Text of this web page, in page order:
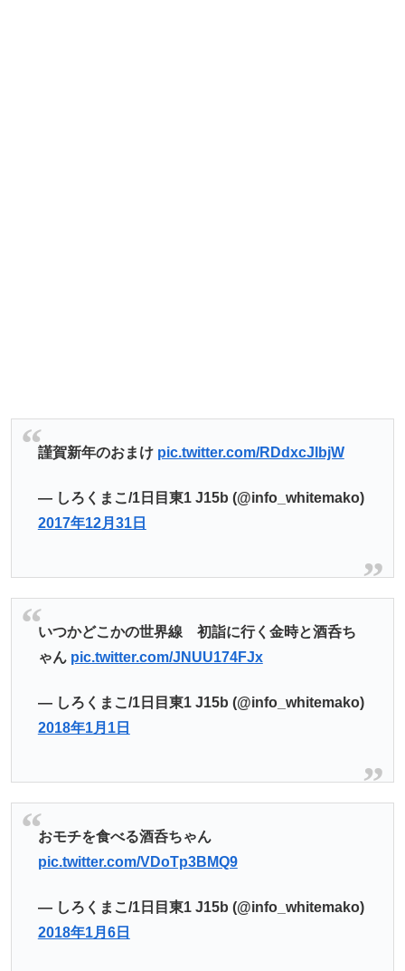
謹賀新年のおまけ pic.twitter.com/RDdxcJlbjW
— しろくまこ/1日目東1 J15b (@info_whitemako)
2017年12月31日
いつかどこかの世界線 初詣に行く金時と酒呑ち
ゃん pic.twitter.com/JNUU174FJx
— しろくまこ/1日目東1 J15b (@info_whitemako)
2018年1月1日
おモチを食べる酒呑ちゃん
pic.twitter.com/VDoTp3BMQ9
— しろくまこ/1日目東1 J15b (@info_whitemako)
2018年1月6日